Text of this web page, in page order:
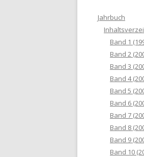
hJahrbuch
Band 1
Band 2
Band 3
Band 4
Band 5
Band 6
Band 7
Band 8
Band 9
Band 10